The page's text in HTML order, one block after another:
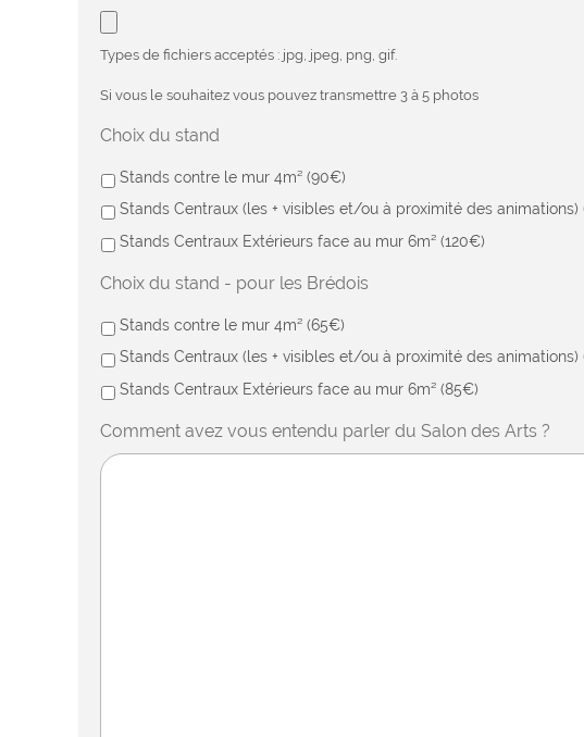
Types de fichiers acceptés : jpg, jpeg, png, gif.
Si vous le souhaitez vous pouvez transmettre 3 à 5 photos
Choix du stand
Stands contre le mur 4m² (90€)
Stands Centraux (les + visibles et/ou à proximité des animations)
Stands Centraux Extérieurs face au mur 6m² (120€)
Choix du stand - pour les Brédois
Stands contre le mur 4m² (65€)
Stands Centraux (les + visibles et/ou à proximité des animations)
Stands Centraux Extérieurs face au mur 6m² (85€)
Comment avez vous entendu parler du Salon des Arts ?